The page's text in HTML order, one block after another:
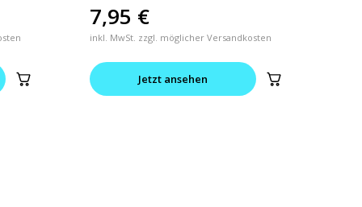
7,95 €
inkl. MwSt. zzgl. möglicher Versandkosten
Jetzt ansehen